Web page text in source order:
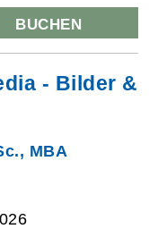
BUCHEN
- Bilder &
MBA